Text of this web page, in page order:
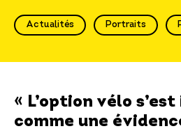
Actualités Portraits
« L’option vélo
comme une